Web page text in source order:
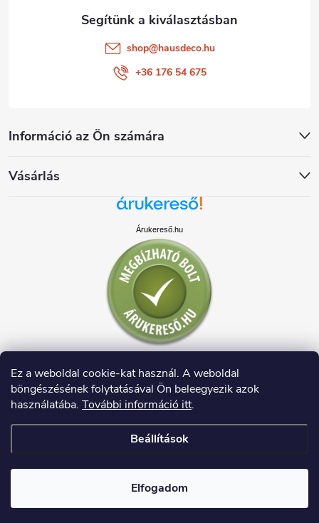
Ez a weboldal cookie-kat használ. A weboldal
böngészésének folytatásával Ön beleegyezik azok
használatába. További információ itt.
Beállítások
Elfogadom
Információ az Ön számára
Vásárlás
shop@hausdeco.hu
+36 176 54 675
Árukereső.hu
Copyright 2026HAUSDECO.HU. Minden jog fenntartva.